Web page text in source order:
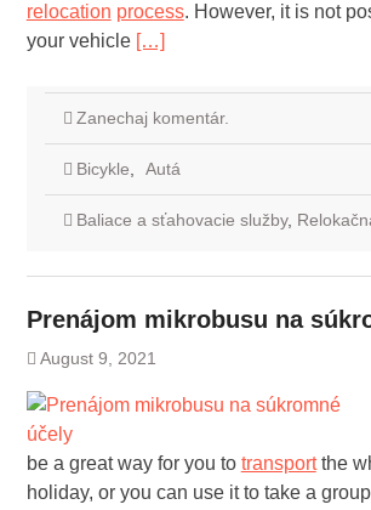
relocation process. However, it is not
your vehicle […]
Zanechaj komentár.
Bicykle, Autá
Baliace a sťahovacie služby,
Prenájom mikrobusu na
August 9, 2021
be a great way for you to transportthe
holiday, or you can use it to take a